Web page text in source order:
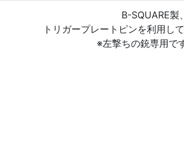
B-SQUARE製
トリガープレートピンを利用し
※左撃ちの銃専用で